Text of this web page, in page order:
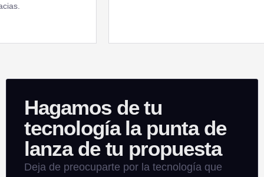
Hagamos de tu
tecnología la punta de
lanza de tu propuesta
Deja de preocuparte por la tecnología que